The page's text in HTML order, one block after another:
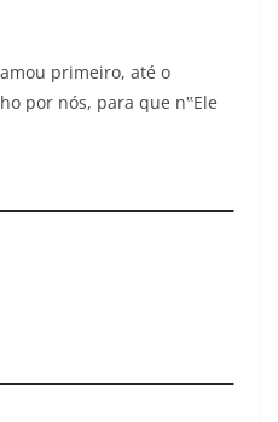
primeiro, até o
por nós, para que n‟Ele